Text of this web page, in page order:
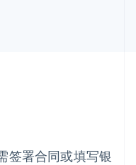
签署合同或填写银